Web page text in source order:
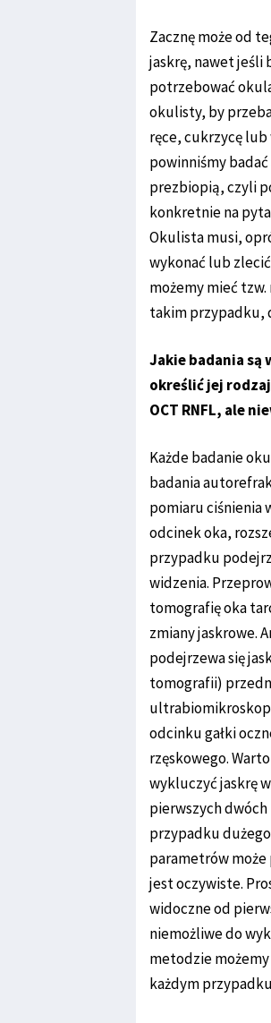
Zacznę może od
jaskrę, nawet jeśli
potrzebować
okulisty, by
ręce, cukrzycę
powinniśmy
prezbiopią, czyli
konkretnie na
Okulista musi,
wykonać lub
możemy mieć
takim przypadku,
Jakie badania
określić jej
OCT RNFL, ale
Każde badanie
badania
pomiaru ciśnienia
odcinek oka,
przypadku
widzenia.
tomografię oka
zmiany jaskrowe.
podejrzewa się
tomografii)
odcinku gałki
rzęskowego.
wykluczyć jaskrę
pierwszych
przypadku
parametrów może
jest oczywiste.
widoczne od
niemożliwe do
metodzie
każdym